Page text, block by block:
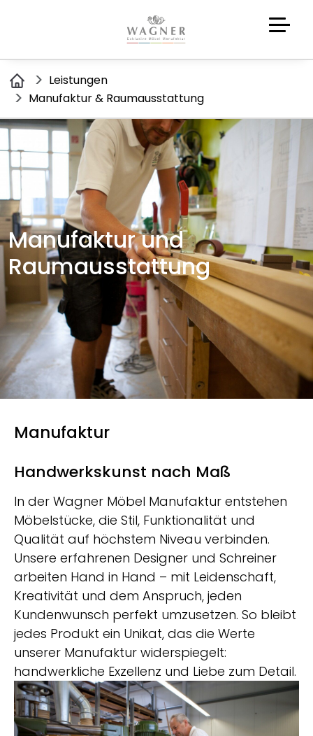
Leistungen
Manufaktur & Raumausstattung
Manufaktur und
Raumausstattung
Manufaktur
Handwerkskunst nach Maß
In der Wagner Möbel Manufaktur entstehen
Möbelstücke, die Stil, Funktionalität und
Qualität auf höchstem Niveau verbinden.
Unsere erfahrenen Designer und Schreiner
arbeiten Hand in Hand – mit Leidenschaft,
Kreativität und dem Anspruch, jeden
Kundenwunsch perfekt umzusetzen. So bleibt
jedes Produkt ein Unikat, das die Werte
unserer Manufaktur widerspiegelt:
handwerkliche Exzellenz und Liebe zum Detail.